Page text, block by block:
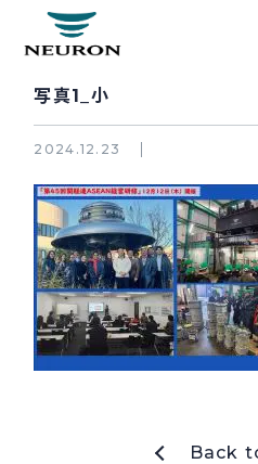
管路防災研究所 Pipeline
企業情報 Company
製品＆サービス
写真1_小
2024.12.23
Back